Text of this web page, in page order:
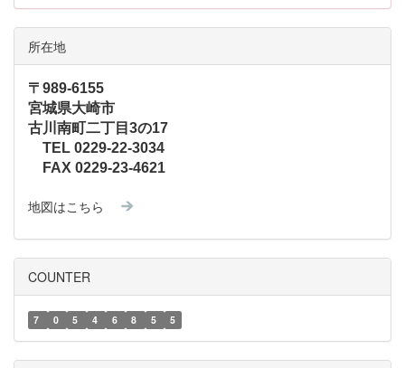
所在地
〒989-6155
宮城県大崎市
古川南町二丁目3の17
TEL 0229-22-3034
FAX 0229-23-4621
地図はこちら
COUNTER
7 0 5 4 6 8 5 5